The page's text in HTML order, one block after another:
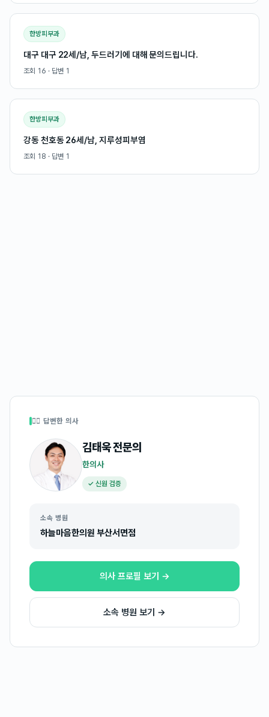
한방피부과
대구 대구 22세/남, 두드러기에 대해 문의드립니다.
조회 16 · 답변 1
한방피부과
강동 천호동 26세/남, 지루성피부염
조회 18 · 답변 1
👩‍⚕️ 답변한 의사
김태욱전문의
한의사
✓ 신원 검증
소속 병원
하늘마음한의원 부산서면점
의사 프로필 보기 →
소속 병원 보기 →